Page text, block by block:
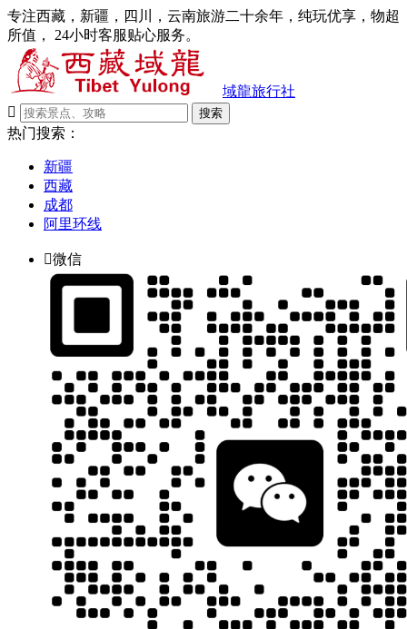
专注西藏，新疆，四川，云南旅游二十余年，纯玩优享，物超
所值， 24小时客服贴心服务。
域龍旅行社

搜索
热门搜索：
新疆
西藏
成都
阿里环线
微信